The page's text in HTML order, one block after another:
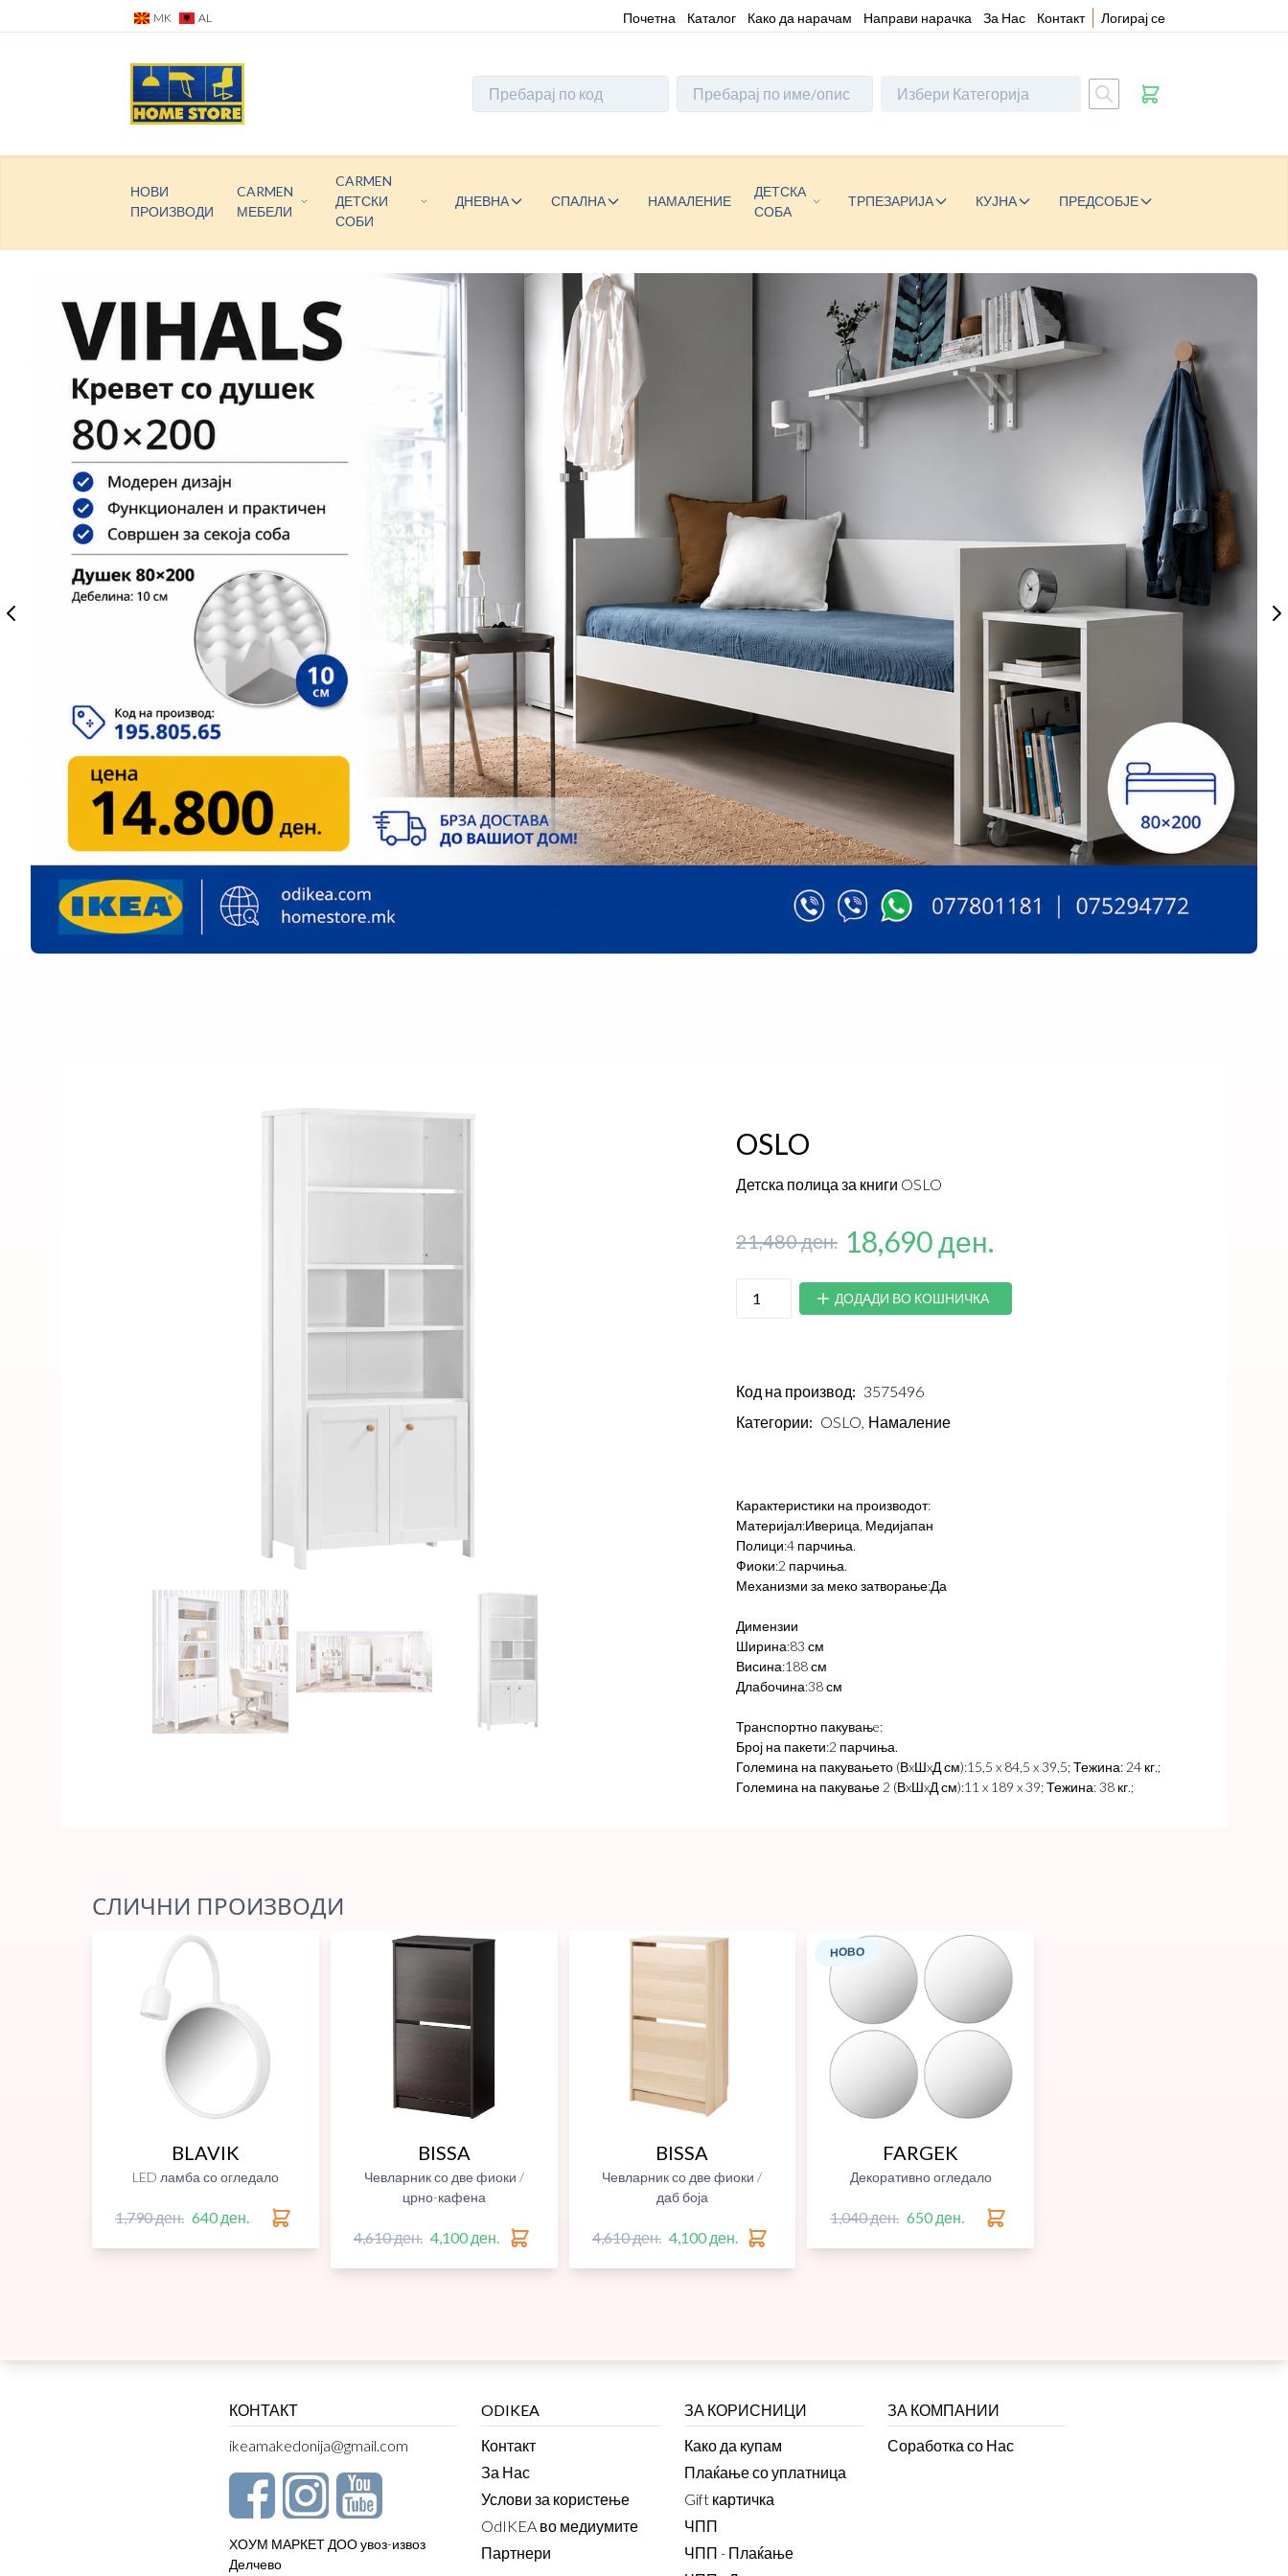
MK AL Почетна Каталог Како да нарачам Направи нарачка За Нас Контакт Логирај се
НОВИ
ПРОИЗВОДИ
CARMEN
МЕБЕЛИ
CARMEN
ДЕТСКИ
СОБИ
ДНЕВНА СПАЛНА НАМАЛЕНИЕ
ДЕТСКА
СОБА
ТРПЕЗАРИЈА КУЈНА ПРЕДСОБЈЕ
OSLO
Детска полица за книги OSLO
21,480 ден. 18,690 ден.
ДОДАДИ ВО КОШНИЧКА
Код на производ: 3575496
Категории: OSLO, Намаление
Карактеристики на производот:
Материјал:Иверица, Медијапан
Полици:4 парчиња.
Фиоки:2 парчиња.
Механизми за меко затворање:Да
Димензии
Ширина:83 см
Висина:188 см
Длабочина:38 см
Транспортно пакувањe:
Број на пакети:2 парчиња.
Големина на пакувањето (ВxШxД см):15,5 x 84,5 x 39,5; Тежина: 24 кг.;
Големина на пакување 2 (ВxШxД см):11 x 189 x 39; Тежина: 38 кг.;
СЛИЧНИ ПРОИЗВОДИ
BLAVIK
LED ламба со огледало
1,790 ден. 640 ден.
BISSA
Чевларник со две фиоки /
црно-кафена
4,610 ден. 4,100 ден.
BISSA
Чевларник со две фиоки /
даб боја
4,610 ден. 4,100 ден.
НОВО
FARGEK
Декоративно огледало
1,040 ден. 650 ден.
КОНТАКТ
ikeamakedonija@gmail.com
ХОУМ МАРКЕТ ДОО увоз-извоз
Делчево
ODIKEA
Контакт
За Нас
Услови за користење
OdIKEA во медиумите
Партнери
ЗА КОРИСНИЦИ
Како да купам
Плаќање со уплатница
Gift картичка
ЧПП
ЧПП - Плаќање
ЗА КОМПАНИИ
Соработка со Нас